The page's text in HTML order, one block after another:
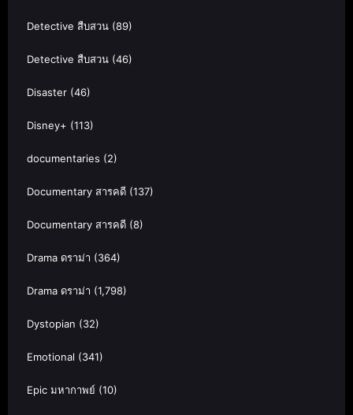
Detective สืบสวน (89)
Detective สืบสวน (46)
Disaster (46)
Disney+ (113)
documentaries (2)
Documentary สารคดี (137)
Documentary สารคดี (8)
Drama ดราม่า (364)
Drama ดราม่า (1,798)
Dystopian (32)
Emotional (341)
Epic มหากาพย์ (10)